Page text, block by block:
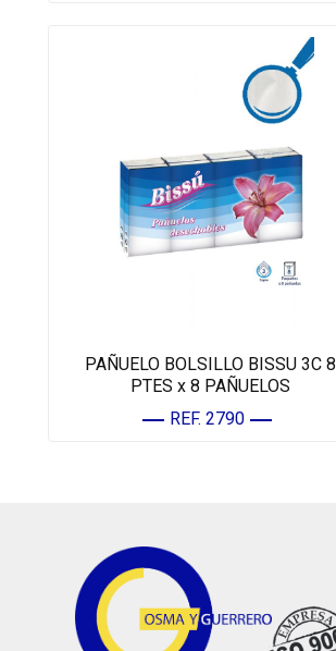
PAÑUELO BOLSILLO BISSU 3C 8
PTES x 8 PAÑUELOS
REF. 2790